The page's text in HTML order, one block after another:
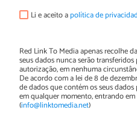
Li e aceito apolítica de
Red Link To Media apenas recolhe
seus dados nunca serão transferidos
autorização, em nenhuma
De acordo com a lei de 8 de
de dados que contém os seus
em qualquer momento, entrando
(info@linktomedia.net)